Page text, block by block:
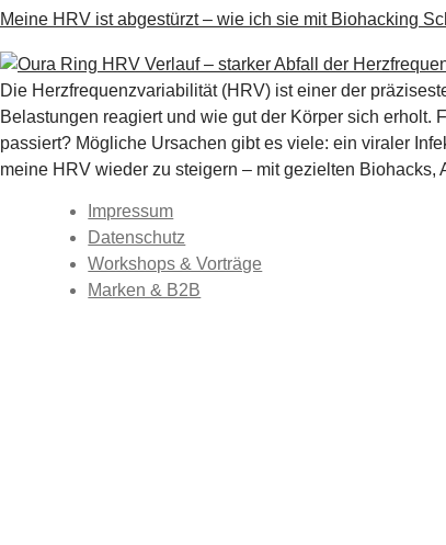
Meine HRV ist abgestürzt – wie ich sie mit Biohacking
Die Herzfrequenzvariabilität (HRV) ist einer der
Belastungen reagiert und wie gut der Körper sich
passiert? Mögliche Ursachen gibt es viele: ein viraler
meine HRV wieder zu steigern – mit gezielten
Impressum
Datenschutz
Workshops & Vorträge
Marken & B2B